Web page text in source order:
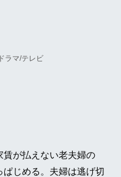
ラマ/テレビ
が払えない老夫婦の
じめる。夫婦は逃げ切